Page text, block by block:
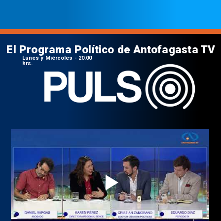
El Programa Político de Antofagasta TV
Lunes y Miércoles - 20:00
hrs.